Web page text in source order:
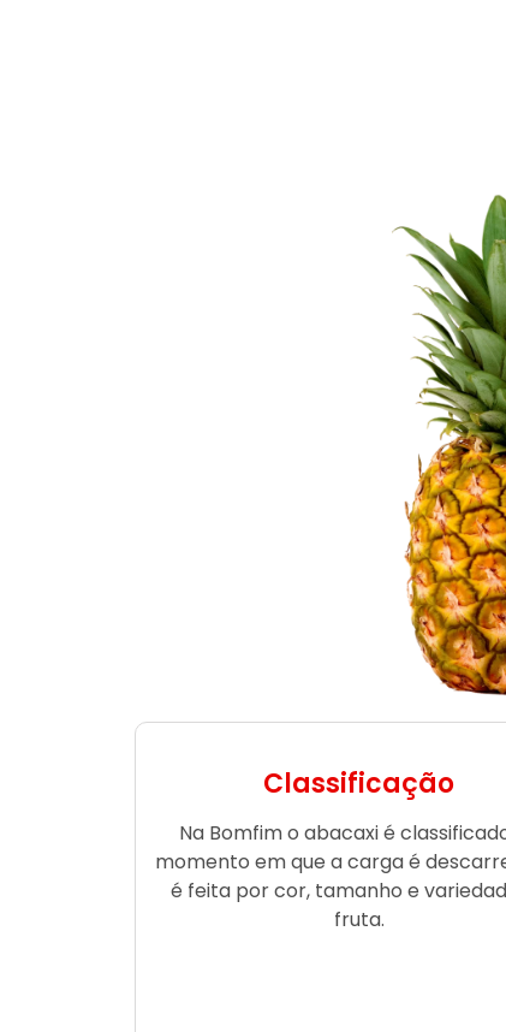
Classificação
Na Bomfim o abacaxi é
momento em que a carga é
é feita por cor, tamanho e
fruta.